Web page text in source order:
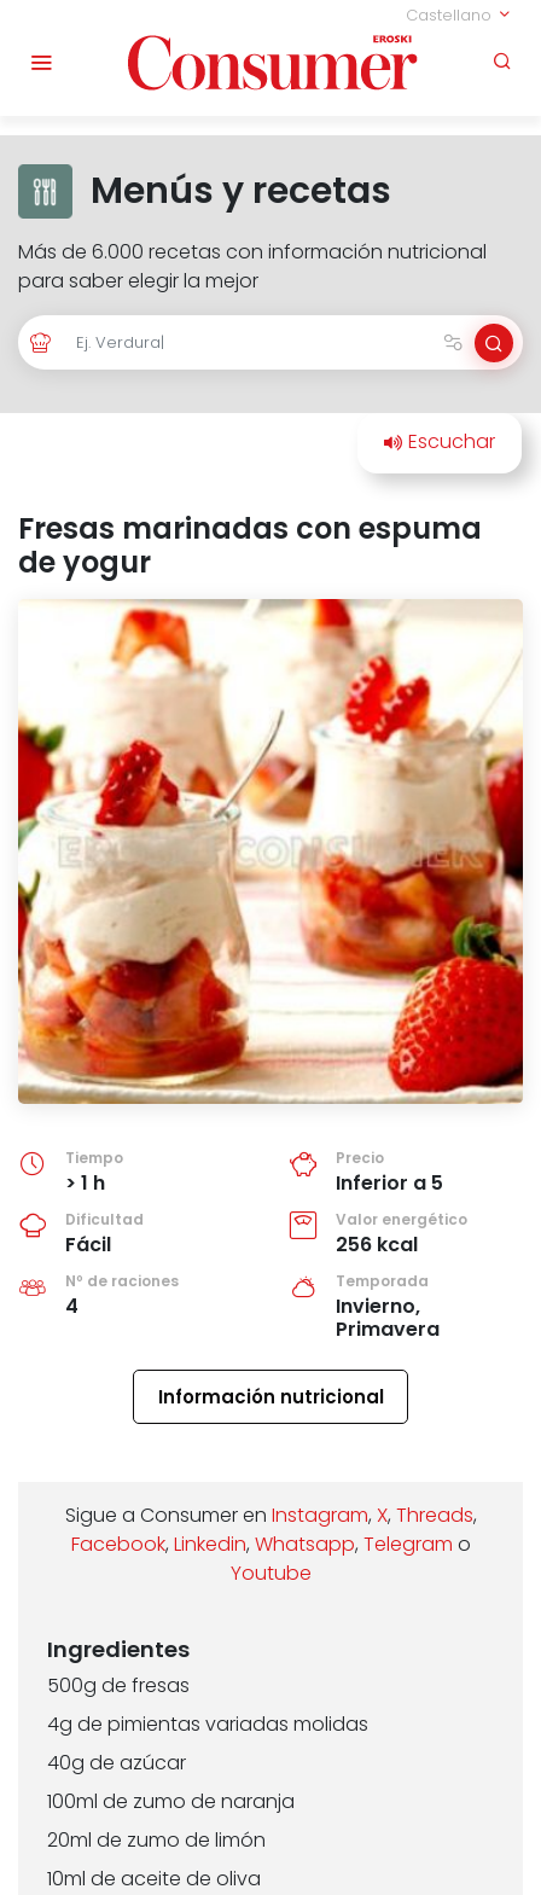
Castellano
Menús y recetas
Más de 6.000 recetas con información nutricional
para saber elegir la mejor
Fresas marinadas con espuma
de yogur
Tiempo
> 1 h
Precio
Inferior a 5
Dificultad
Fácil
Valor energético
256 kcal
Nº de raciones
4
Temporada
Invierno,
Primavera
Información nutricional
Sigue a Consumer en Instagram, X, Threads,
Facebook, Linkedin, Whatsapp, Telegram o
Youtube
Ingredientes
500g de fresas
4g de pimientas variadas molidas
40g de azúcar
100ml de zumo de naranja
20ml de zumo de limón
10ml de aceite de oliva